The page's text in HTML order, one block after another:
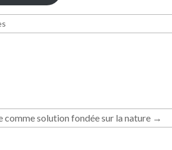
solution fondée sur la nature →